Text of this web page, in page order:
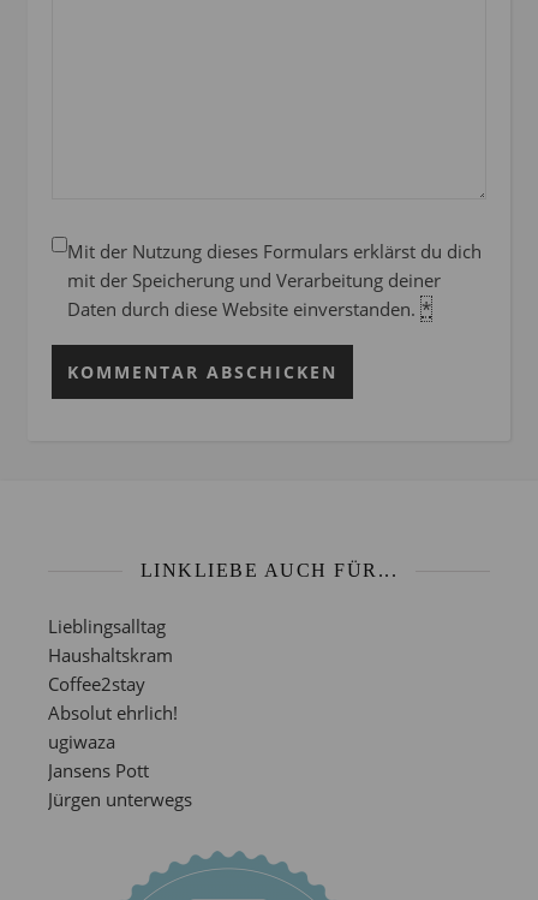
Mit der Nutzung dieses Formulars erklärst du dich
mit der Speicherung und Verarbeitung deiner
Daten durch diese Website einverstanden. *
LINKLIEBE AUCH FÜR...
Lieblingsalltag
Haushaltskram
Coffee2stay
Absolut ehrlich!
ugiwaza
Jansens Pott
Jürgen unterwegs